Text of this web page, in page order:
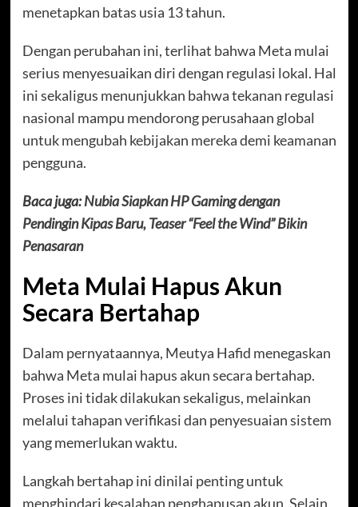
menetapkan batas usia 13 tahun.
Dengan perubahan ini, terlihat bahwa Meta mulai
serius menyesuaikan diri dengan regulasi lokal. Hal
ini sekaligus menunjukkan bahwa tekanan regulasi
nasional mampu mendorong perusahaan global
untuk mengubah kebijakan mereka demi keamanan
pengguna.
Baca juga:Nubia Siapkan HP Gaming dengan
Pendingin Kipas Baru, Teaser “Feel the Wind” Bikin
Penasaran
Meta Mulai Hapus Akun
Secara Bertahap
Dalam pernyataannya, Meutya Hafid menegaskan
bahwa Meta mulai hapus akun secara bertahap.
Proses ini tidak dilakukan sekaligus, melainkan
melalui tahapan verifikasi dan penyesuaian sistem
yang memerlukan waktu.
Langkah bertahap ini dinilai penting untuk
menghindari kesalahan penghapusan akun. Selain